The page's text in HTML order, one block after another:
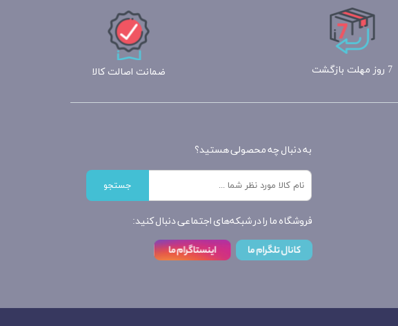
7 روز مهلت بازگشت ضمانت اصالت کالا
به دنبال چه محصولی هستید؟
جستجو
فروشگاه ما را در شبکه‌های اجتماعی دنبال کنید: